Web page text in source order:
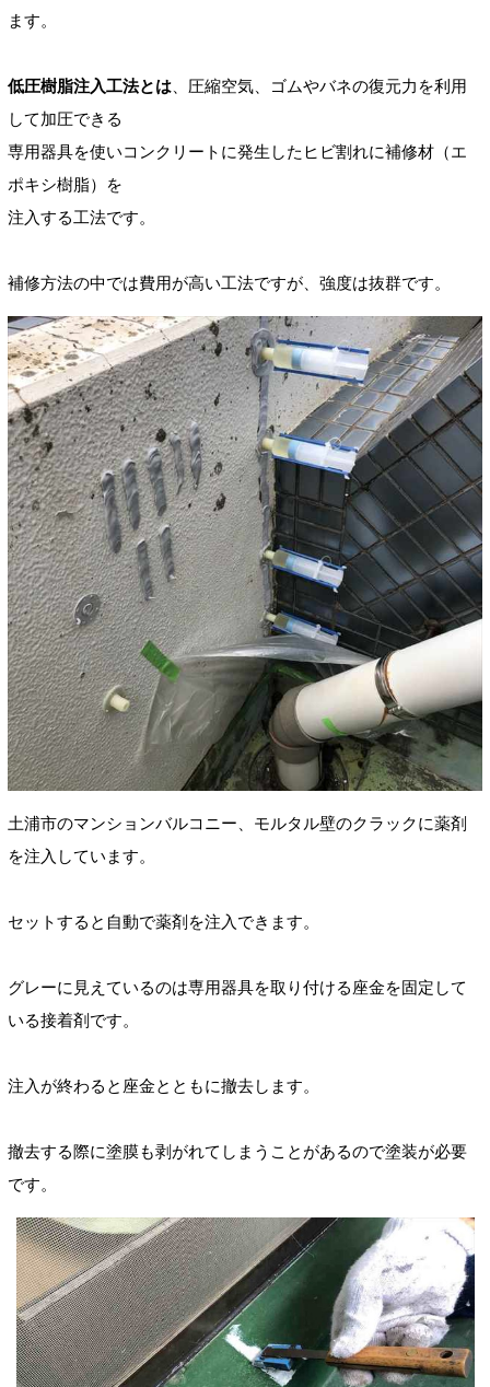
ます。
低圧樹脂注入工法とは 、圧縮空気、ゴムやバネの復元力を利用
して加圧できる
専用器具を使いコンクリートに発生したヒビ割れに補修材（エ
ポキシ樹脂）を
注入する工法です。
補修方法の中では費用が高い工法ですが、強度は抜群です。
土浦市のマンションバルコニー、モルタル壁のクラックに薬剤
を注入しています。
セットすると自動で薬剤を注入できます。
グレーに見えているのは専用器具を取り付ける座金を固定して
いる接着剤 です。
注入が終わると座金とともに撤去します。
撤去する際に塗膜も剥がれてしまうことがあるので塗装が必要
です。